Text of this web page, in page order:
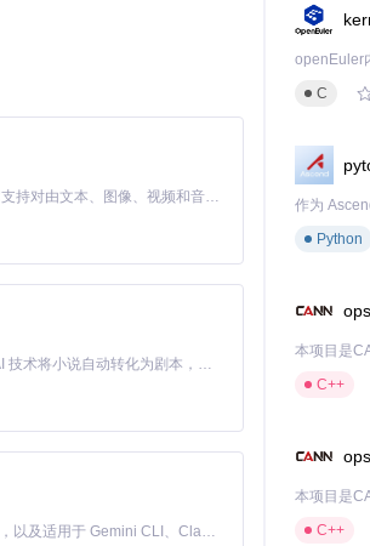
Pro六大系列
MiniMax H3 是一个通用的全模态生成系统。它支持对由文本、图像、视频和音频组成的多模态上下文进行统一理解，并能生成分辨率高达 2K、时长可达 15 秒的带原生立体声音频的视频。得益于面向任务泛化的系统设计，H3 在预训练阶段就已具备广泛的多模态上下文理解与生成能力，能够出色地执行复杂的多模态指令。
Toonflow 是一款 AI 短剧漫剧工具，能够利用 AI 技术将小说自动转化为剧本，并结合 AI 生成的图片和视频，实现高效的短剧创作。借助 Toonflow，可以轻松完成从文字到影像的全流程，让短剧制作变得更加智能与便捷。
免费、本地、开源的 24/7 全天候 Cowork 应用，以及适用于 Gemini CLI、Claude Code、Codex、OpenCode、Qwen Code、Goose CLI、Auggie 等的 OpenClaw | 🌟 喜欢就点star吧
C
Python
C++
C++